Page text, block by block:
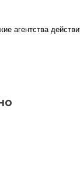
агентства